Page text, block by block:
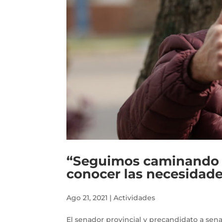
“Seguimos
conocer las
Ago 21, 2021 |Actividades
El senador provincial y precandidato a